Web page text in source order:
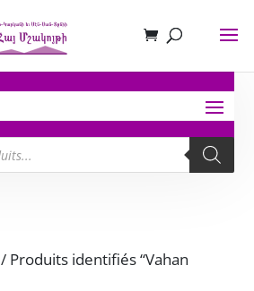
/ Produits identifiés “Vahan